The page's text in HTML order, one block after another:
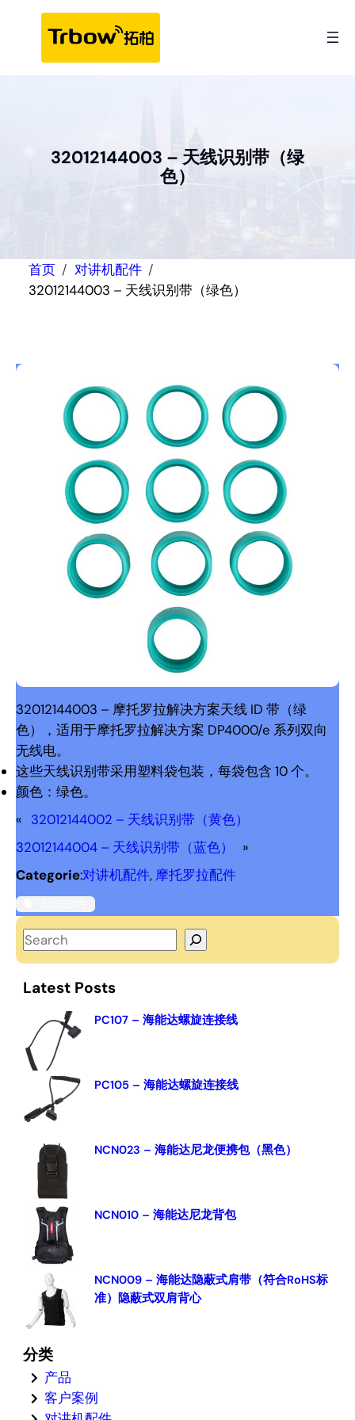
32012144003 – 天线识别带（绿
色）
首页
对讲机配件
32012144003 – 天线识别带（绿色）
32012144003 – 摩托罗拉解决方案天线 ID 带（绿
色），适用于摩托罗拉解决方案 DP4000/e 系列双向
无线电。
这些天线识别带采用塑料袋包装，每袋包含 10 个。
颜色：绿色。
« 32012144002 – 天线识别带（黄色）
32012144004 – 天线识别带（蓝色）
»
Categorie:对讲机配件, 摩托罗拉配件
S
e
a
h
Latest Posts
PC107 – 海能达螺旋连接线
PC105 – 海能达螺旋连接线
NCN023 – 海能达尼龙便携包（黑色）
NCN010 – 海能达尼龙背包
NCN009 – 海能达隐蔽式肩带（符合RoHS标
准）隐蔽式双肩背心
分类
产品
客户案例